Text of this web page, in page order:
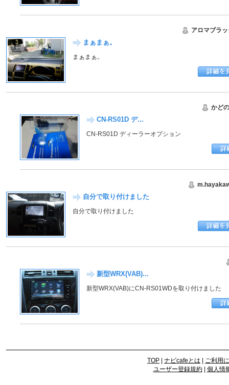
アロマブラ
まぁまぁ。
まぁまぁ。
かど
CN-RS01D デ...
CN-RS01D ディーラーオプション
自分で取り付けました
自分で取り付けました
新型WRX(VAB)...
新型WRX(VAB)にCN-RS01WDを取り付けました
TOP ナビcafeとは
ご利用
ユーザー登録規約| 個人情